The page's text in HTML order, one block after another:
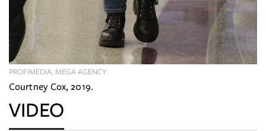
PROFIMEDIA, MEGA AGENCY
Courtney Cox, 2019.
VIDEO